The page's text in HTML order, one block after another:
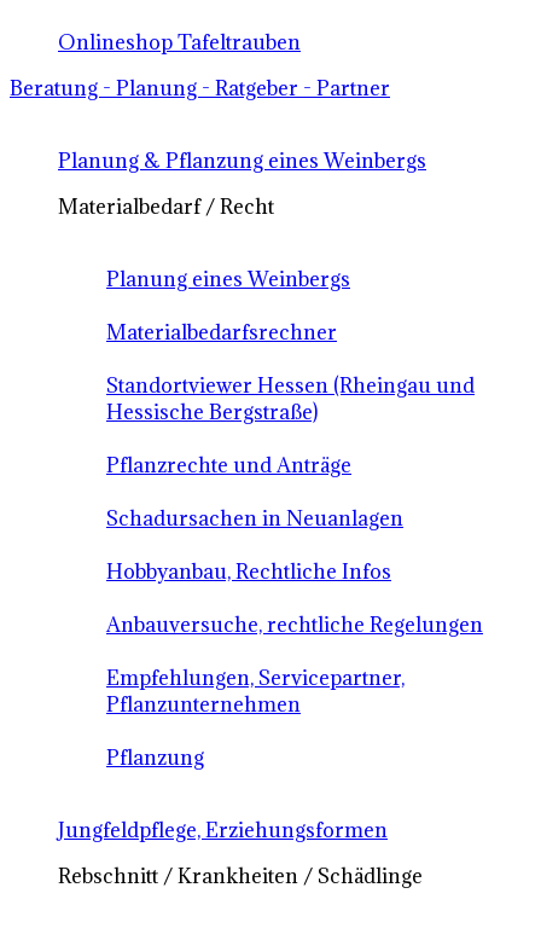
Onlineshop Tafeltrauben
Beratung - Planung - Ratgeber - Partner
Planung & Pflanzung eines Weinbergs
Materialbedarf / Recht
Planung eines Weinbergs
Materialbedarfsrechner
Standortviewer Hessen (Rheingau und
Hessische Bergstraße)
Pflanzrechte und Anträge
Schadursachen in Neuanlagen
Hobbyanbau, Rechtliche Infos
Anbauversuche, rechtliche Regelungen
Empfehlungen, Servicepartner,
Pflanzunternehmen
Pflanzung
Jungfeldpflege, Erziehungsformen
Rebschnitt / Krankheiten / Schädlinge